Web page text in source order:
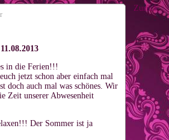
Zurück
in die Ferien!!!
jetzt schon aber einfach mal
doch auch mal was schönes. Wir
Zeit unserer Abwesenheit
Der Sommer ist ja